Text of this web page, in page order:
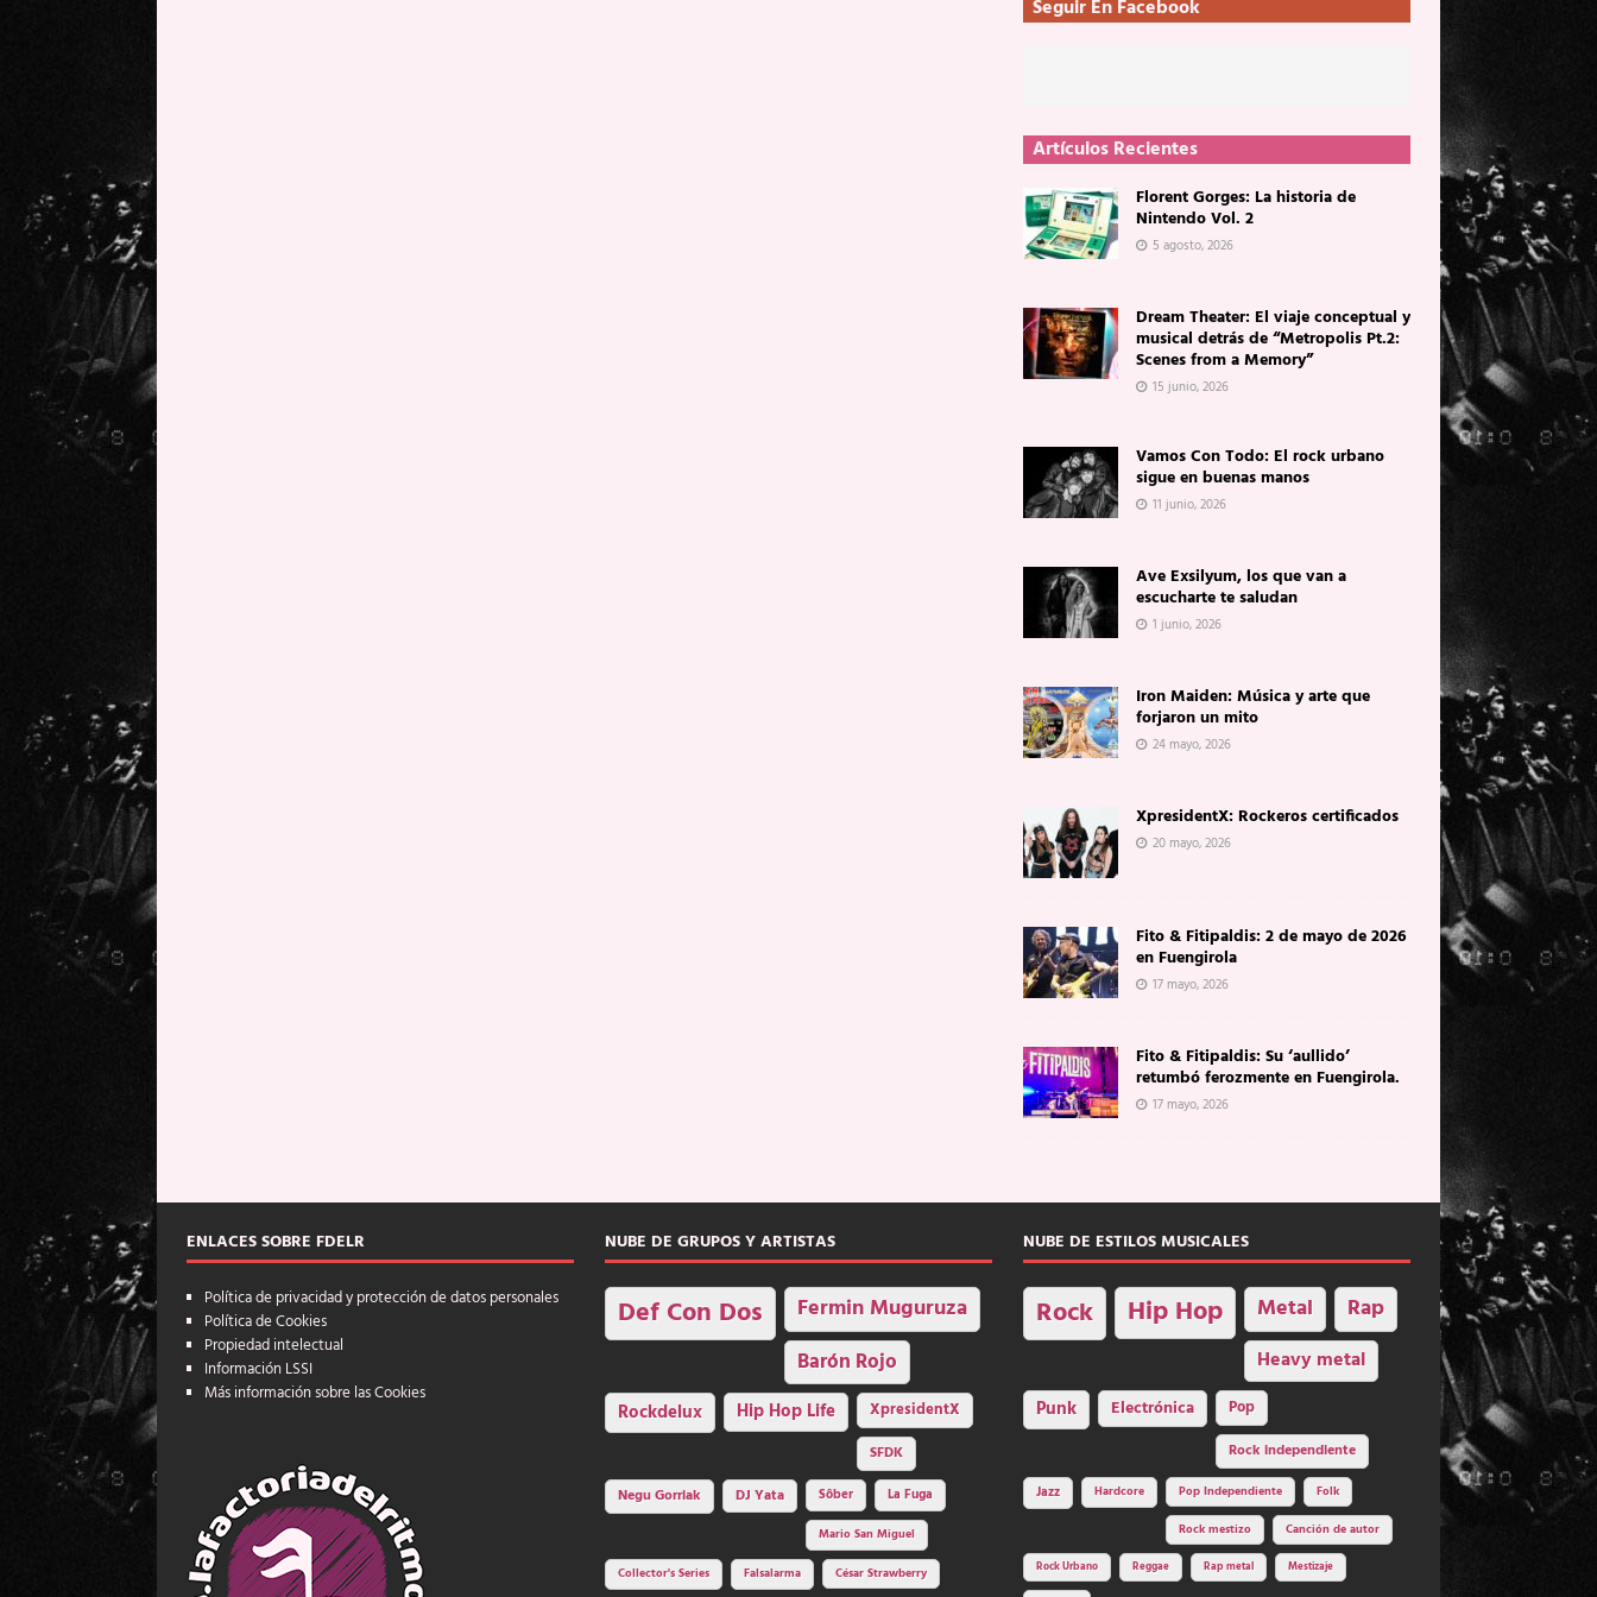
Seguir En Facebook
Artículos Recientes
Florent Gorges: La historia de
Nintendo Vol. 2
5 agosto, 2026
Dream Theater: El viaje conceptual y
musical detrás de “Metropolis Pt.2:
Scenes from a Memory”
15 junio, 2026
Vamos Con Todo: El rock urbano
sigue en buenas manos
11 junio, 2026
Ave Exsilyum, los que van a
escucharte te saludan
1 junio, 2026
Iron Maiden: Música y arte que
forjaron un mito
24 mayo, 2026
XpresidentX: Rockeros certificados
20 mayo, 2026
Fito & Fitipaldis: 2 de mayo de 2026
en Fuengirola
17 mayo, 2026
Fito & Fitipaldis: Su ‘aullido’
retumbó ferozmente en Fuengirola.
17 mayo, 2026
ENLACES SOBRE FDELR
Política de privacidad y protección de datos personales
Política de Cookies
Propiedad intelectual
Información LSSI
Más información sobre las Cookies
NUBE DE GRUPOS Y ARTISTAS
Def Con Dos Fermin Muguruza
Barón Rojo
Rockdelux Hip Hop Life
XpresidentX
SFDK
Negu Gorriak
DJ Yata Sôber
La Fuga
Mario San Miguel
Collector's Series
Falsalarma César Strawberry
NUBE DE ESTILOS MUSICALES
Rock Hip Hop Metal Rap
Heavy metal
Punk Electrónica
Pop
Rock independiente
Jazz Hardcore Pop Independiente Folk
Rock mestizo Canción de autor
Rock Urbano Reggae Rap metal Mestizaje